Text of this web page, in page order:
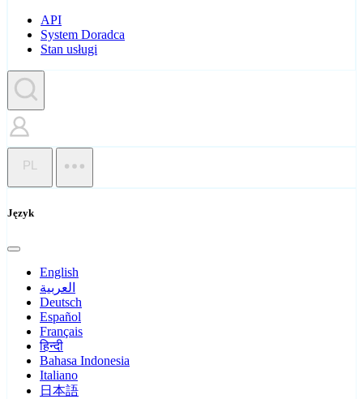
API
System Doradca
Stan usługi
PL
Język
English
العربية
Deutsch
Español
Français
हिन्दी
Bahasa Indonesia
Italiano
日本語